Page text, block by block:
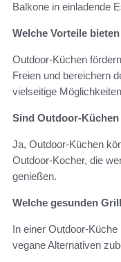
Balkone in einladende
Welche Vorteile
Outdoor-Küchen
Freien und bereichern
vielseitige
Sind Outdoor-
Ja, Outdoor-Küchen
Outdoor-Kocher, die
genießen.
Welche gesunden
In einer Outdoor-
vegane Alternativen